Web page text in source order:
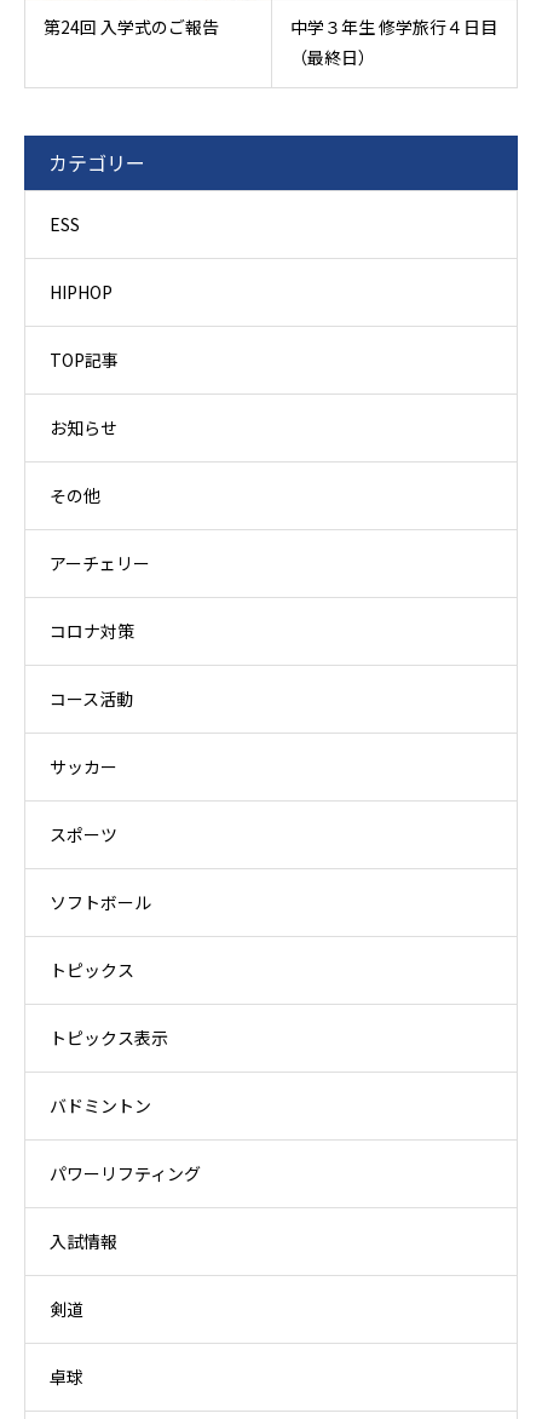
第24回 入学式のご報告
中学３年生 修学旅行４日目
（最終日）
カテゴリー
ESS
HIPHOP
TOP記事
お知らせ
その他
アーチェリー
コロナ対策
コース活動
サッカー
スポーツ
ソフトボール
トピックス
トピックス表示
バドミントン
パワーリフティング
入試情報
剣道
卓球